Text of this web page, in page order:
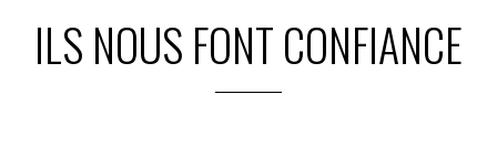
ILS NOUS FONT CONFIANCE